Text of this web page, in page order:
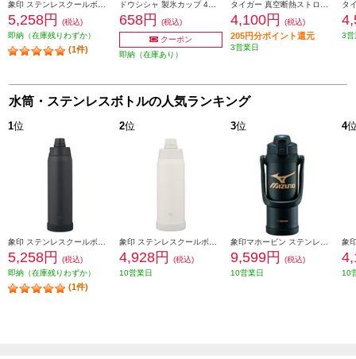
5,258円
(税込)
即納（在庫残りわずか）
(1件)
658円
(税込)
クーポン
即納（在庫あり）
4,100円 (税込)
205円分ポイント還元
3営業日
3営
水筒・ステンレスボトルの人気ランキング
1位
5,258円
(税込)
即納（在庫残りわずか）
(1件)
2位
4,928円
(税込)
10営業日
3位
9,599円
(税込)
10営業日
4
10